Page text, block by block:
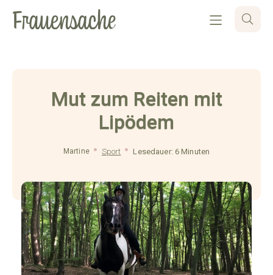
Mut zum Reiten mit
Lipödem
Martine Sport Lesedauer: 6 Minuten